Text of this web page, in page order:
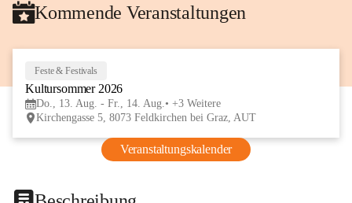
Kommende Veranstaltungen
Feste & Festivals
Kultursommer 2026
Do., 13. Aug. - Fr., 14. Aug.
+3 Weitere
Kirchengasse 5, 8073 Feldkirchen bei Graz, AUT
Veranstaltungskalender